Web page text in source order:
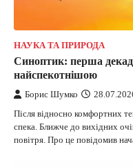
НАУКА ТА ПРИРОДА
Синоптик: перша
найспекотнішою
Борис Шумко
Після відносно комфортних
спека. Ближче до вихідних
повітря. Про це повідомив